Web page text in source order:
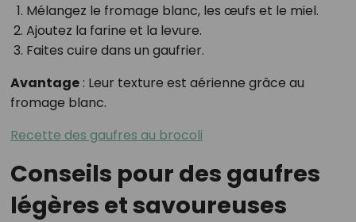
Mélangez le fromage blanc, les œufs et le miel.
Ajoutez la farine et la levure.
Faites cuire dans un gaufrier.
Avantage: Leur texture est aérienne grâce au
fromage blanc.
Recette des gaufres au brocoli
Conseils pour des gaufres
légères et savoureuses